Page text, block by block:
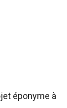
éponyme à